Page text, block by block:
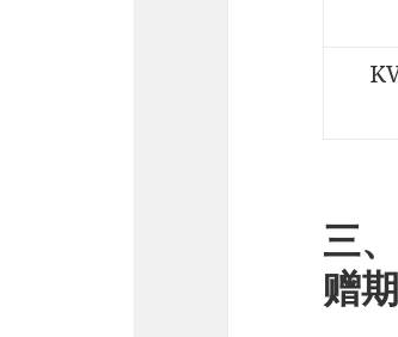
三
赠期